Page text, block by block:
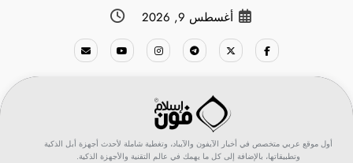
أغسطس 9, 2026
أول موقع عربي متخصص في أخبار الآيفون والآيباد، وتغطية شاملة لأحدث أجهزة أبل الذكية
وتطبيقاتها، بالإضافة إلى كل ما يهمك في عالم التقنية والأجهزة الذكية.